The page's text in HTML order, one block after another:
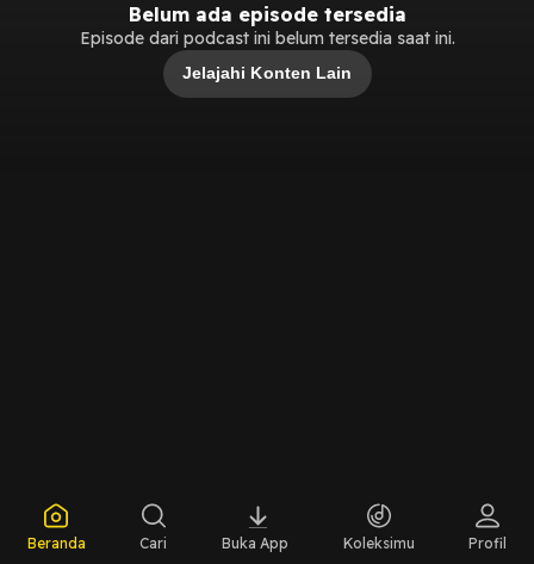
Belum ada episode tersedia
Episode dari podcast ini belum tersedia saat ini.
Jelajahi Konten Lain
Beranda Cari Buka App Koleksimu Profil